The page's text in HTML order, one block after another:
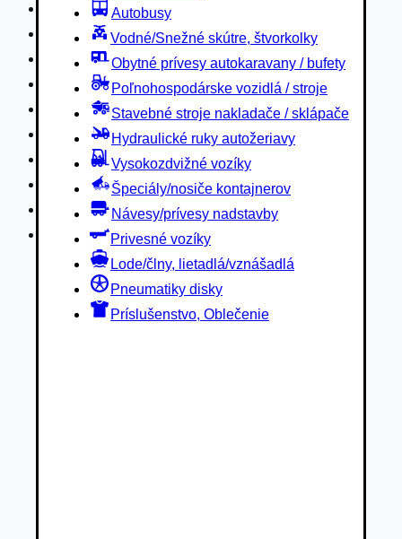
Autobusy
Vodné/Snežné skútre, štvorkolky
Obytné prívesy autokaravany / bufety
Poľnohospodárske vozidlá / stroje
Stavebné stroje nakladače / sklápače
Hydraulické ruky autožeriavy
Vysokozdvižné vozíky
Špeciály/nosiče kontajnerov
Návesy/prívesy nadstavby
Privesné vozíky
Lode/člny, lietadlá/vznášadlá
Pneumatiky disky
Príslušenstvo, Oblečenie
Poľnohospodárske vozidlá / stroje
Stavebné stroje nakladače / sklápače
Hydraulické ruky autožeriavy
Vysokozdvižné vozíky
Špeciály/nosiče kontajnerov
Návesy/prívesy nadstavby
Privesné vozíky
Lode/člny, lietadlá/vznášadlá
Pneumatiky disky
Príslušenstvo, Oblečenie